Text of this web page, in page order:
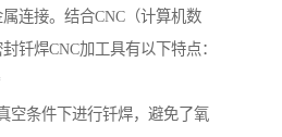
连接。结合CNC（计算机数
钎焊CNC加工具有以下特点：
条件下进行钎焊，避免了氧